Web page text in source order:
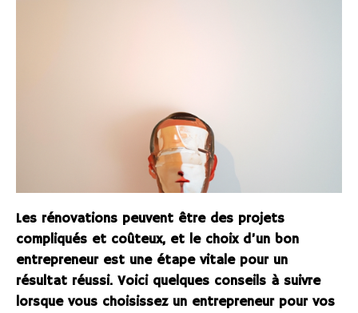
Les rénovations peuvent être des projets
compliqués et coûteux, et le choix d’un bon
entrepreneur est une étape vitale pour un
résultat réussi. Voici quelques conseils à suivre
lorsque vous choisissez un entrepreneur pour vos